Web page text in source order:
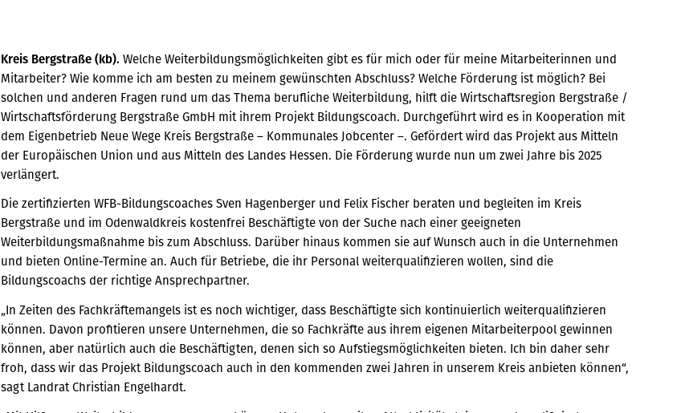
Kreis Bergstraße (kb).Welche Weiterbildungsmöglichkeiten gibt es für mich oder für meine Mitarbeiterinnen und
Mitarbeiter? Wie komme ich am besten zu meinem gewünschten Abschluss? Welche Förderung ist möglich? Bei
solchen und anderen Fragen rund um das Thema berufliche Weiterbildung, hilft die Wirtschaftsregion Bergstraße /
Wirtschaftsförderung Bergstraße GmbH mit ihrem Projekt Bildungscoach. Durchgeführt wird es in Kooperation mit
dem Eigenbetrieb Neue Wege Kreis Bergstraße – Kommunales Jobcenter –. Gefördert wird das Projekt aus Mitteln
der Europäischen Union und aus Mitteln des Landes Hessen. Die Förderung wurde nun um zwei Jahre bis 2025
verlängert.
Die zertifizierten WFB-Bildungscoaches Sven Hagenberger und Felix Fischer beraten und begleiten im Kreis
Bergstraße und im Odenwaldkreis kostenfrei Beschäftigte von der Suche nach einer geeigneten
Weiterbildungsmaßnahme bis zum Abschluss. Darüber hinaus kommen sie auf Wunsch auch in die Unternehmen
und bieten Online-Termine an. Auch für Betriebe, die ihr Personal weiterqualifizieren wollen, sind die
Bildungscoachs der richtige Ansprechpartner.
„In Zeiten des Fachkräftemangels ist es noch wichtiger, dass Beschäftigte sich kontinuierlich weiterqualifizieren
können. Davon profitieren unsere Unternehmen, die so Fachkräfte aus ihrem eigenen Mitarbeiterpool gewinnen
können, aber natürlich auch die Beschäftigten, denen sich so Aufstiegsmöglichkeiten bieten. Ich bin daher sehr
froh, dass wir das Projekt Bildungscoach auch in den kommenden zwei Jahren in unserem Kreis anbieten können“,
sagt Landrat Christian Engelhardt.